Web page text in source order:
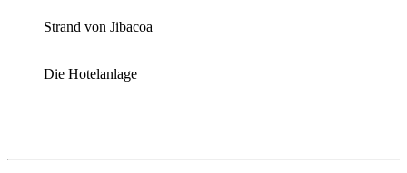
Strand von Jibacoa
Die Hotelanlage